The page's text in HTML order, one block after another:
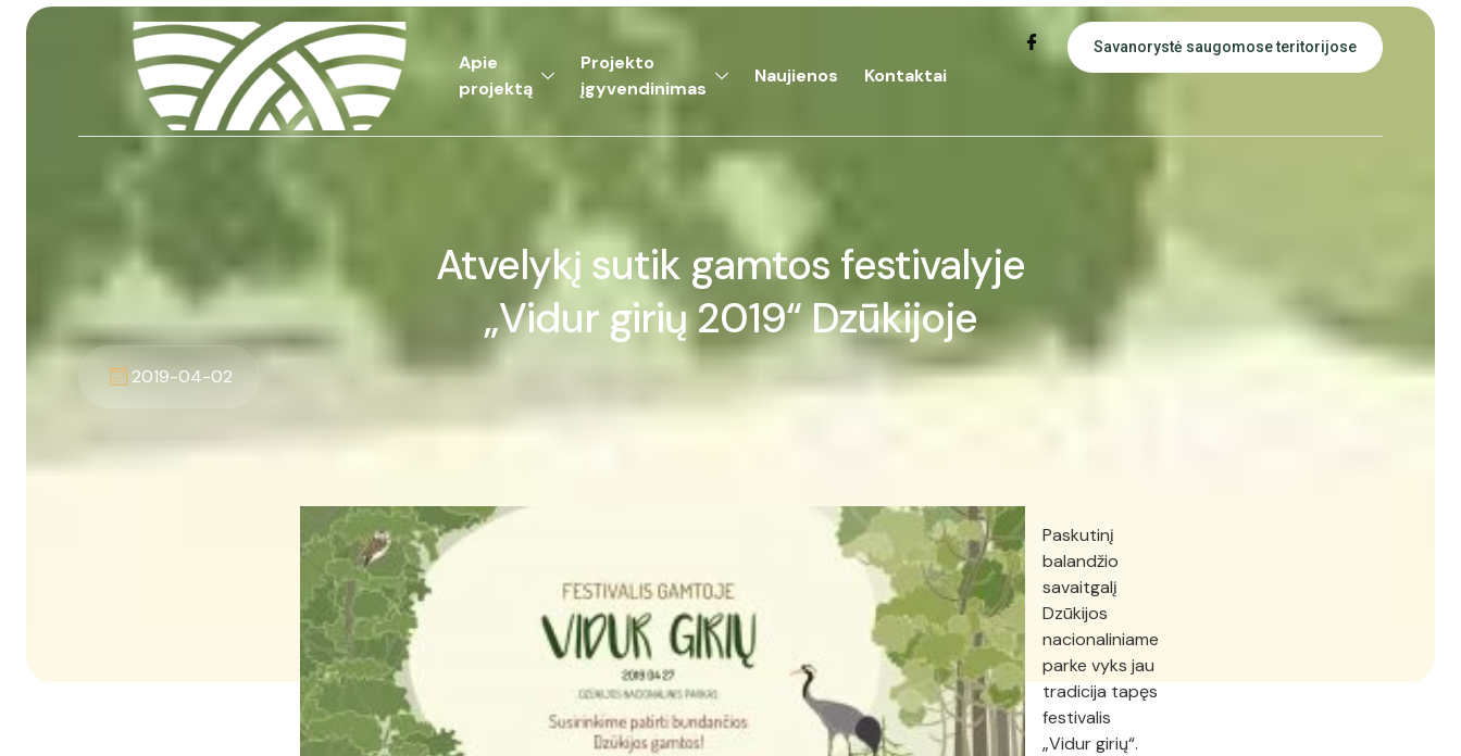
Apie
projektą
Projekto
įgyvendinimas
Naujienos Kontaktai
Savanorystė saugomose teritorijose
Atvelykį sutik gamtos festivalyje
„Vidur girių 2019“ Dzūkijoje
2019-04-02
Paskutinį
balandžio
savaitgalį
Dzūkijos
nacionaliniame
parke vyks jau
tradicija tapęs
festivalis
„Vidur girių“.